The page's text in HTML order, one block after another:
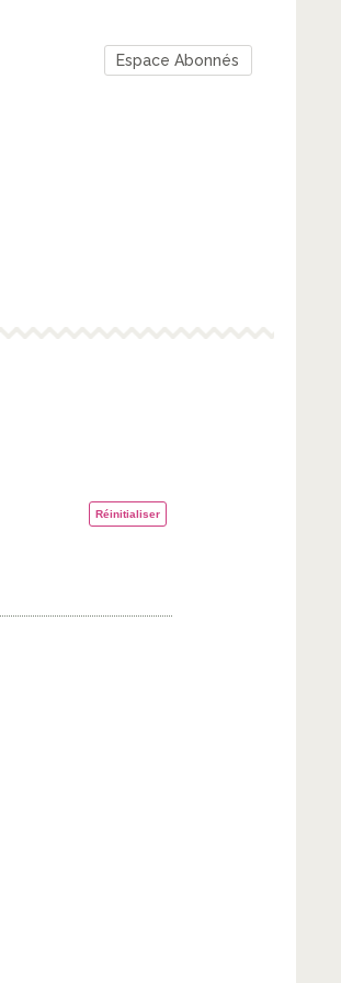
Espace Abonnés
Réinitialiser